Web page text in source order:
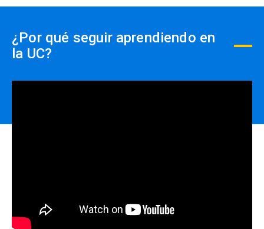
¿Por qué seguir aprendiendo en
la UC?